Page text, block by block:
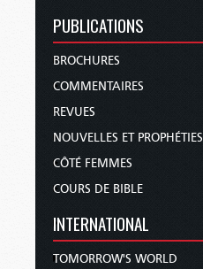
PUBLICATIONS
BROCHURES
COMMENTAIRES
REVUES
NOUVELLES ET PROPHÉTIES
CÔTÉ FEMMES
COURS DE BIBLE
INTERNATIONAL
TOMORROW'S WORLD